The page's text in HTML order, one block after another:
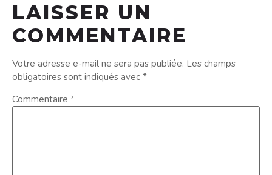
LAISSER UN
COMMENTAIRE
Votre adresse e-mail ne sera pas publiée. Les champs
obligatoires sont indiqués avec *
Commentaire *